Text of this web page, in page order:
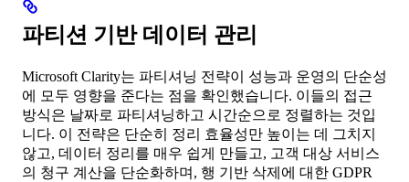
파티션 기반 데이터 관리
Microsoft Clarity는 파티셔닝 전략이 성능과 운영의 단순성
에 모두 영향을 준다는 점을 확인했습니다. 이들의 접근
방식은 날짜로 파티셔닝하고 시간순으로 정렬하는 것입
니다. 이 전략은 단순히 정리 효율성만 높이는 데 그치지
않고, 데이터 정리를 매우 쉽게 만들고, 고객 대상 서비스
의 청구 계산을 단순화하며, 행 기반 삭제에 대한 GDPR